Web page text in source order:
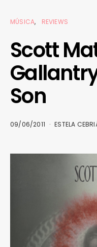
MÚSICA REVIEWS
Scott
Son
09/06/2011 ESTELA